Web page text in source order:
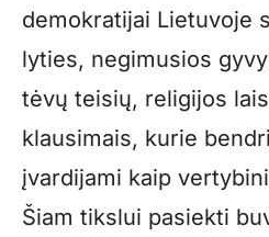
demokratijai Lietuvoje
lyties, negimusios
tėvų teisių, religijos
klausimais, kurie
įvardijami kaip
Šiam tikslui pasiekti